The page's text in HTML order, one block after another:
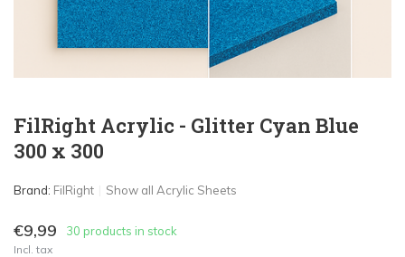
FilRight Acrylic - Glitter Cyan Blue
300 x 300
Brand: FilRight Show all Acrylic Sheets
€9,99 30 products in stock
Incl. tax